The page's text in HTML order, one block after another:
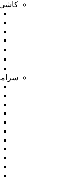
کاشی